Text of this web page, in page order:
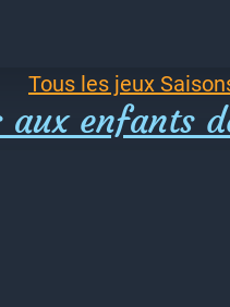
Tous les jeux
aux enfants